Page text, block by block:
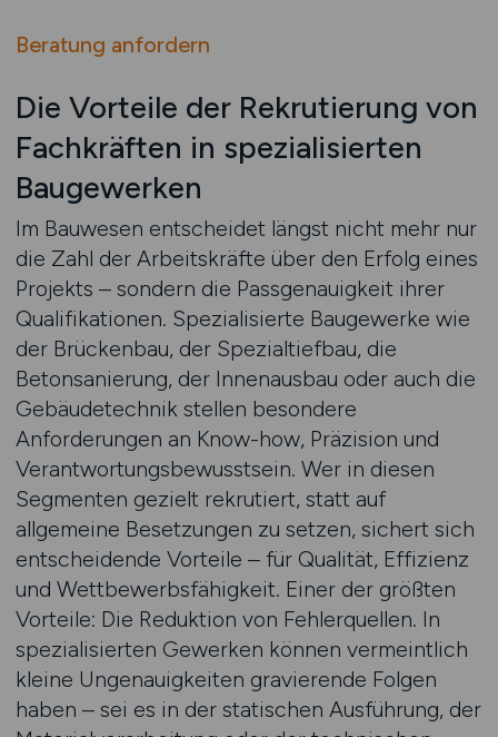
Beratung anfordern
Die Vorteile der Rekrutierung von
Fachkräften in spezialisierten
Baugewerken
Im Bauwesen entscheidet längst nicht mehr nur
die Zahl der Arbeitskräfte über den Erfolg eines
Projekts – sondern die Passgenauigkeit ihrer
Qualifikationen. Spezialisierte Baugewerke wie
der Brückenbau, der Spezialtiefbau, die
Betonsanierung, der Innenausbau oder auch die
Gebäudetechnik stellen besondere
Anforderungen an Know-how, Präzision und
Verantwortungsbewusstsein. Wer in diesen
Segmenten gezielt rekrutiert, statt auf
allgemeine Besetzungen zu setzen, sichert sich
entscheidende Vorteile – für Qualität, Effizienz
und Wettbewerbsfähigkeit. Einer der größten
Vorteile: Die Reduktion von Fehlerquellen. In
spezialisierten Gewerken können vermeintlich
kleine Ungenauigkeiten gravierende Folgen
haben – sei es in der statischen Ausführung, der